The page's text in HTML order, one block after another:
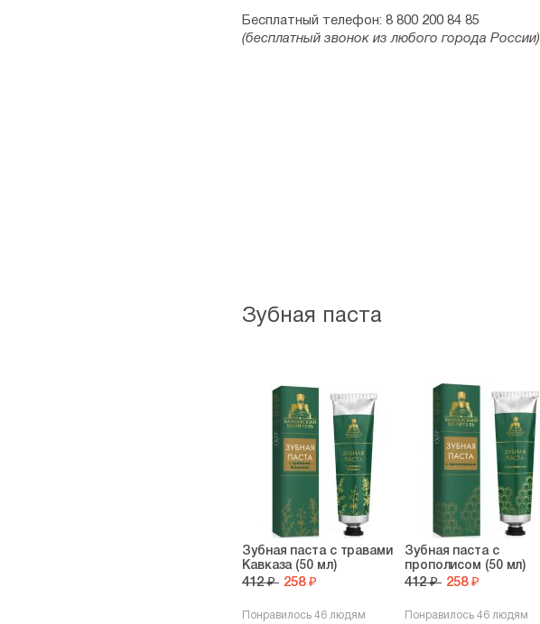
Бесплатный телефон: 8 800 200 84 85
(бесплатный звонок из любого города России)
Зубная паста
Зубная паста с травами
Кавказа (50 мл)
412 ₽ 258 ₽
Понравилось 46 людям
Зубная паста с
прополисом (50 мл)
412 ₽ 258 ₽
Понравилось 46 людям